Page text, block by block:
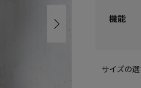
機能
サイズの